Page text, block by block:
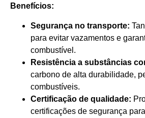
Benefícios:
Segurança no transporte:
para evitar vazamentos e
combustível.
Resistência a substâncias
carbono de alta durabilidade,
combustíveis.
Certificação de qualidade:
certificações de segurança